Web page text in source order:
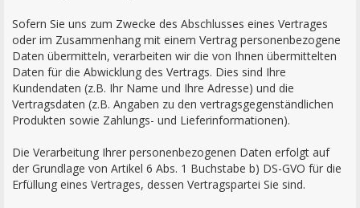
Sofern Sie uns zum Zwecke des Abschlusses eines Vertrages
oder im Zusammenhang mit einem Vertrag personenbezogene
Daten übermitteln, verarbeiten wir die von Ihnen übermittelten
Daten für die Abwicklung des Vertrags. Dies sind Ihre
Kundendaten (z.B. Ihr Name und Ihre Adresse) und die
Vertragsdaten (z.B. Angaben zu den vertragsgegenständlichen
Produkten sowie Zahlungs- und Lieferinformationen).
Die Verarbeitung Ihrer personenbezogenen Daten erfolgt auf
der Grundlage von Artikel 6 Abs. 1 Buchstabe b) DS-GVO für die
Erfüllung eines Vertrages, dessen Vertragspartei Sie sind.